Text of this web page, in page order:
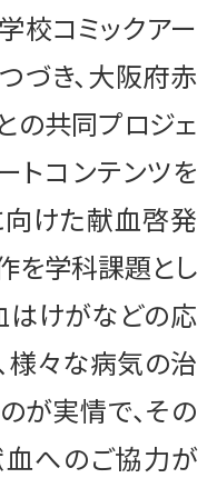
校コミックアー
づき、大阪府赤
の共同プロジェ
トコンテンツを
けた献血啓発
を学科課題とし
はけがなどの応
様々な病気の治
が実情で、その
へのご協力が